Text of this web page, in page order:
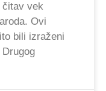
čitav vek
Ovi
bili izraženi